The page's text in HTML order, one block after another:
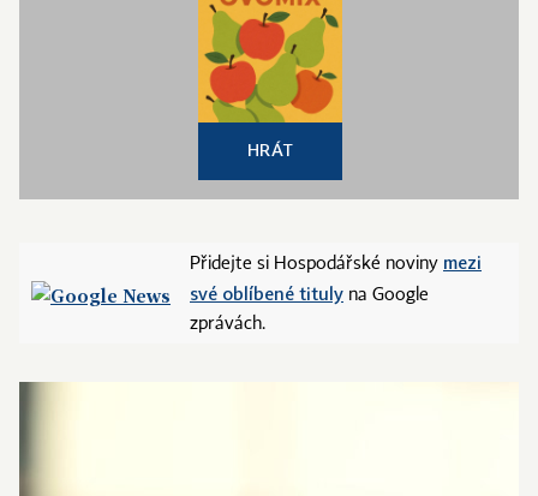
HRÁT
Přidejte si Hospodářské noviny mezi
své oblíbené tituly na Google
zprávách.